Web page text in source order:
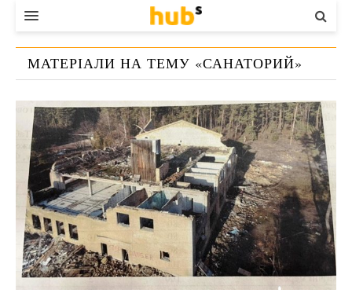
ВЛАДА
ЕКОНОМІКА
БІЗНЕС
СТАРТЕР
КОНТАКТИ
МАТЕРІАЛИ НА ТЕМУ «САНАТОРИЙ»